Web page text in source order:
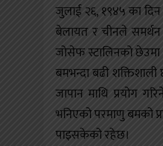
जुलाई २६, १९४५ का दिन
बेलायत र चीनले समर्थन
जोसेफ स्टालिनको छेउमा
बमभन्दा बढी
जापान माथि प्रयोग
भनिएको परमाणु बमको
पाइसकेको रहेछ।